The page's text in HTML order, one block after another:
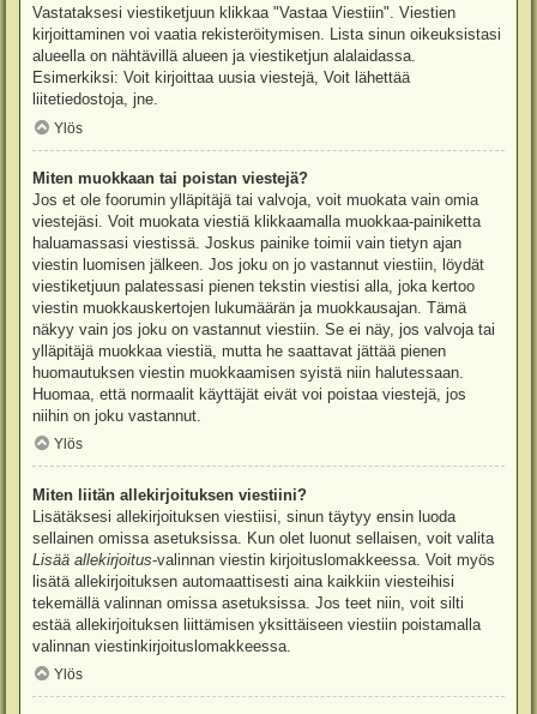
Vastataksesi viestiketjuun klikkaa "Vastaa Viestiin". Viestien
kirjoittaminen voi vaatia rekisteröitymisen. Lista sinun oikeuksistasi
alueella on nähtävillä alueen ja viestiketjun alalaidassa.
Esimerkiksi: Voit kirjoittaa uusia viestejä, Voit lähettää
liitetiedostoja, jne.
Ylös
Miten muokkaan tai poistan viestejä?
Jos et ole foorumin ylläpitäjä tai valvoja, voit muokata vain omia
viestejäsi. Voit muokata viestiä klikkaamalla muokkaa-painiketta
haluamassasi viestissä. Joskus painike toimii vain tietyn ajan
viestin luomisen jälkeen. Jos joku on jo vastannut viestiin, löydät
viestiketjuun palatessasi pienen tekstin viestisi alla, joka kertoo
viestin muokkauskertojen lukumäärän ja muokkausajan. Tämä
näkyy vain jos joku on vastannut viestiin. Se ei näy, jos valvoja tai
ylläpitäjä muokkaa viestiä, mutta he saattavat jättää pienen
huomautuksen viestin muokkaamisen syistä niin halutessaan.
Huomaa, että normaalit käyttäjät eivät voi poistaa viestejä, jos
niihin on joku vastannut.
Ylös
Miten liitän allekirjoituksen viestiini?
Lisätäksesi allekirjoituksen viestiisi, sinun täytyy ensin luoda
sellainen omissa asetuksissa. Kun olet luonut sellaisen, voit valita
Lisää allekirjoitus-valinnan viestin kirjoituslomakkeessa. Voit myös
lisätä allekirjoituksen automaattisesti aina kaikkiin viesteihisi
tekemällä valinnan omissa asetuksissa. Jos teet niin, voit silti
estää allekirjoituksen liittämisen yksittäiseen viestiin poistamalla
valinnan viestinkirjoituslomakkeessa.
Ylös